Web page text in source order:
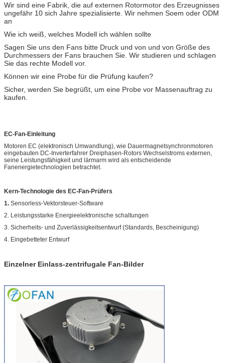
Wir sind eine Fabrik, die auf externen Rotormotor des Erzeugnisses
ungefähr 10 sich Jahre spezialisierte. Wir nehmen Soem oder ODM
an
Wie ich weiß, welches Modell ich wählen sollte
Sagen Sie uns den Fans bitte Druck und von und von Größe des
Durchmessers der Fans brauchen Sie. Wir studieren und schlagen
Sie das rechte Modell vor.
Können wir eine Probe für die Prüfung kaufen?
Sicher, werden Sie begrüßt, um eine Probe vor Massenauftrag zu
kaufen.
EC-Fan-Einleitung
Motoren EC (elektronisch Umwandlung), wie Dauermagnetsynchronmotoren
eingebauten DC-Inverterfahrer Dreiphasen-Rotors Wechselstroms externen,
seine Leistungsfähigkeit und lärmarm wird als entscheidende
Fanenergietechnologien betrachtet.
Kern-Technologie des EC-Fan-Prüfers
1. Sensorless-Vektorsteuer-Software
2. Leistungsstarke Energieelektronische schaltungen
3. Sicherheits- und Zuverlässigkeitsentwurf (Standards, Bescheinigung)
4. Eingebetteter Entwurf
Einzelner Einlass-zentrifugale Fan-Bilder